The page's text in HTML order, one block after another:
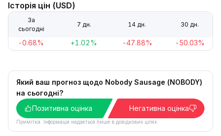
Історія цін (USD)
За
сьогодні
7 дн. 14 дн. 30 дн.
-0.68% +1.02% -47.88% -50.03%
Який ваш прогноз щодо Nobody Sausage (NOBODY)
на сьогодні?
Позитивна оцінка
Негативна оцінка
Примітка. Інформація надається лише в довідкових цілях.